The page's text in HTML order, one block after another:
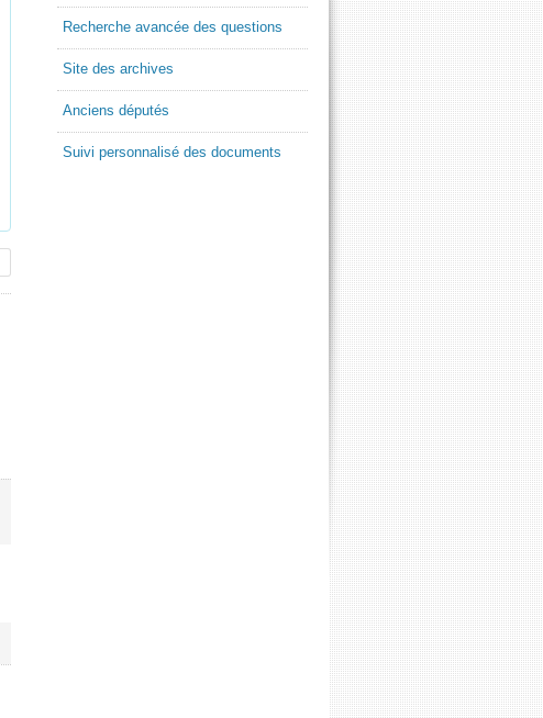
Recherche avancée des questions
Site des archives
Anciens députés
Suivi personnalisé des documents